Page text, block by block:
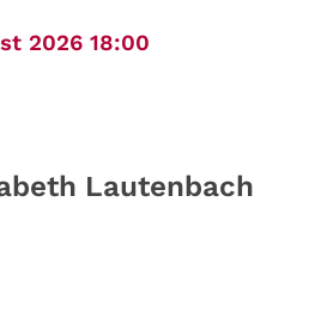
2026 18:00
Lautenbach